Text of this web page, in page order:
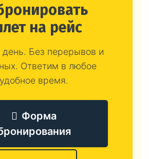
на рейс
Без перерывов и
Ответим в любое
удобное время.
Форма